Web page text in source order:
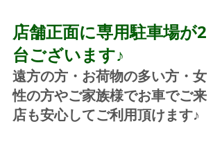
店舗正面に専用駐車場が2
台ございます♪
遠方の方・お荷物の多い方・女
性の方やご家族様でお車でご来
店も安心してご利用頂けます♪